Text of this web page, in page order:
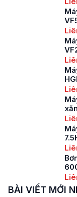
BÀI VIẾT MỚI